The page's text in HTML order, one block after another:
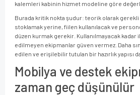
kalemleri kabinin hizmet modeline göre
Burada kritik nokta şudur: teorik olarak
stoklamak yerine, fiilen kullanılacak ve
düzen kurmak gerekir. Kullanılmayacak
edilmeyen ekipmanlar güven vermez. Daha
edilen ve erişilebilir tutulan bir hazırlık yapısı
Mobilya ve destek
zaman geç düşünülür